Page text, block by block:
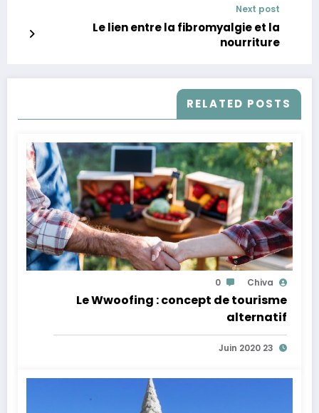
Next post
Le lien entre la fibromyalgie et la
nourriture
RELATED POSTS
Chiva
0
Le Wwoofing : concept de tourisme
alternatif
23 Juin 2020